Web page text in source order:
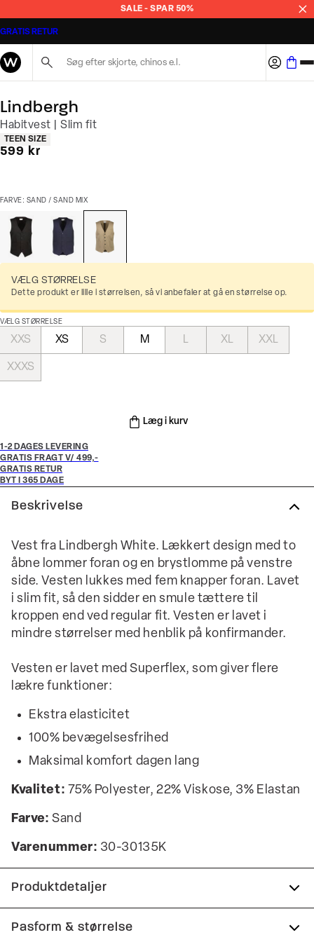
SALE - SPAR 50%
GRATIS RETUR
Lindbergh
Habitvest | Slim fit
Produkt egenskaber
TEEN SIZE
I alt (inkl. rabat)
599 kr
FARVE: SAND / SAND MIX
VÆLG STØRRELSE
Dette produkt er lille i størrelsen, så vi anbefaler at gå en størrelse op.
VÆLG STØRRELSE
XXS XS S M L XL XXL
XXXS
Læg i kurv
1-2 DAGES LEVERING
GRATIS FRAGT V/ 499,-
GRATIS RETUR
BYT I 365 DAGE
Beskrivelse
Vest fra Lindbergh White. Lækkert design med to
åbne lommer foran og en brystlomme på venstre
side. Vesten lukkes med fem knapper foran. Lavet
i slim fit, så den sidder en smule tættere til
kroppen end ved regular fit. Vesten er lavet i
mindre størrelser med henblik på konfirmander.
Vesten er lavet med Superflex, som giver flere
lækre funktioner:
Ekstra elasticitet
100% bevægelsesfrihed
Maksimal komfort dagen lang
Kvalitet: 75% Polyester, 22% Viskose, 3% Elastan
Farve: Sand
Varenummer: 30-30135K
Produktdetaljer
Vesten lukkes med fem knapper foran.
Pasform & størrelse